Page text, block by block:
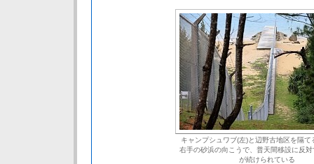
キャンプシュワブ(左)と辺野古地区を隔て
右手の砂浜の向こうで、普天間移設に反
が続けられている